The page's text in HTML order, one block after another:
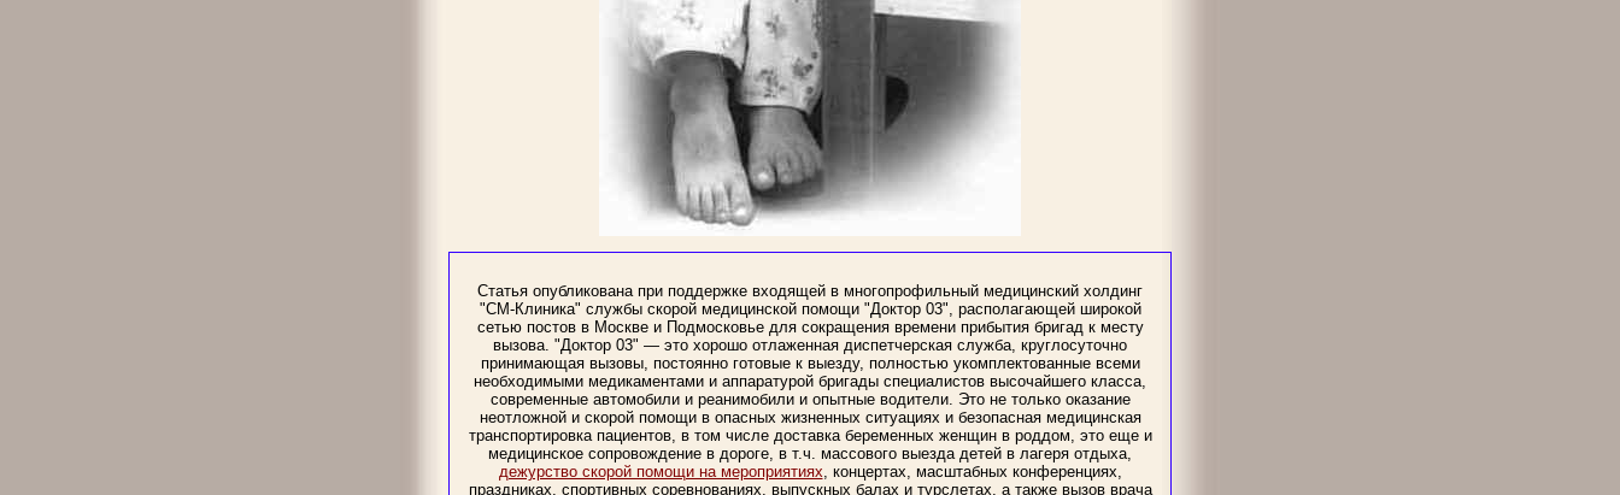
Статья опубликована при поддержке входящей в многопрофильный медицинский холдинг
"СМ-Клиника" службы скорой медицинской помощи "Доктор 03", располагающей широкой
сетью постов в Москве и Подмосковье для сокращения времени прибытия бригад к месту
вызова. "Доктор 03" — это хорошо отлаженная диспетчерская служба, круглосуточно
принимающая вызовы, постоянно готовые к выезду, полностью укомплектованные всеми
необходимыми медикаментами и аппаратурой бригады специалистов высочайшего класса,
современные автомобили и реанимобили и опытные водители. Это не только оказание
неотложной и скорой помощи в опасных жизненных ситуациях и безопасная медицинская
транспортировка пациентов, в том числе доставка беременных женщин в роддом, это еще и
медицинское сопровождение в дороге, в т.ч. массового выезда детей в лагеря отдыха,
дежурство скорой помощи на мероприятиях , концертах, масштабных конференциях,
праздниках, спортивных соревнованиях, выпускных балах и турслетах, а также вызов врача